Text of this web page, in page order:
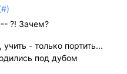
?! Зачем?
- только портить...
под дубом